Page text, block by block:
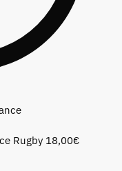
Rugby 18,00€